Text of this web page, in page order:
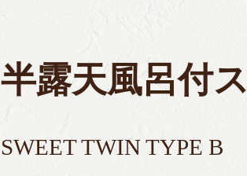
半露天風呂付
SWEET TWIN TYPE B